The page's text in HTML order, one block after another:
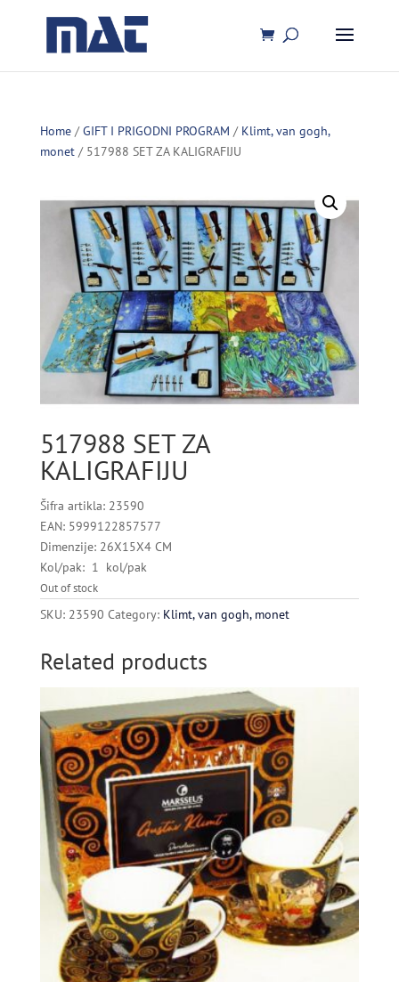
Home/GIFT I PRIGODNI PROGRAM / Klimt, van gogh,
monet/ 517988 SET ZA KALIGRAFIJU
517988 SET ZA
KALIGRAFIJU
Šifra artikla: 23590
EAN: 5999122857577
Dimenzije: 26X15X4 CM
Kol/pak: 1 kol/pak
Out of stock
SKU: 23590 Category: Klimt, van gogh, monet
Related products